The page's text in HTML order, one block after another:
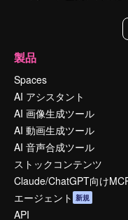
製品
Spaces
AI アシスタント
AI 画像生成ツール
AI 動画生成ツール
AI 音声合成ツール
ストックコンテンツ
Claude/ChatGPT向け
エージェント 新規
API